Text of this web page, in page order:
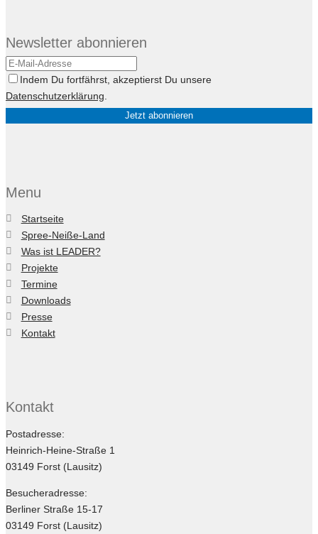
Newsletter abonnieren
Indem Du fortfährst, akzeptierst Du unsere
Datenschutzerklärung
Menu
Startseite
Spree-Neiße-Land
Was ist LEADER?
Projekte
Termine
Downloads
Presse
Kontakt
Kontakt
Postadresse:
Heinrich-Heine-Straße 1
03149 Forst (Lausitz)
Besucheradresse:
Berliner Straße 15-17
03149 Forst (Lausitz)